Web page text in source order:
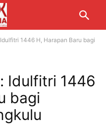
1446 H, Harapan Baru bagi
Idulfitri 1446
bagi